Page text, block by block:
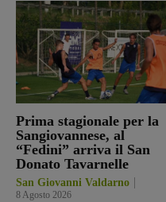
Prima stagionale per la
Sangiovannese, al
“Fedini” arriva il San
Donato Tavarnelle
San Giovanni Valdarno
8 Agosto 2026